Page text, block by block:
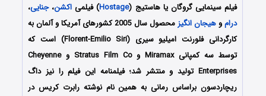
فیلم سینمایی گروگان یا هاستیج (Hostage) فیلمی اکشن،جنایی،
دراموهیجان انگیز
محصول سال 2005 کشورهای آمریکا و آلمان به
کارگردانی فلورنت امیلیو سیری (Florent-Emilio Siri) است که
توسط سه کمپانی Miramax و Stratus Film Co و Cheyenne
Enterprises تولید و منتشر شد؛ فیلمنامه این فیلم را نیز داگ
ریچاردسون براساس رمانی به همین نام نوشته رابرت کریس در